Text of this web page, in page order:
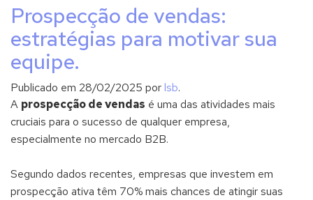
Prospecção de vendas:
estratégias para motivar sua
equipe.
Publicado em 28/02/2025 por lsb.
A prospecção de vendas é uma das atividades mais
cruciais para o sucesso de qualquer empresa,
especialmente no mercado B2B.
Segundo dados recentes, empresas que investem em
prospecção ativa têm 70% mais chances de atingir suas